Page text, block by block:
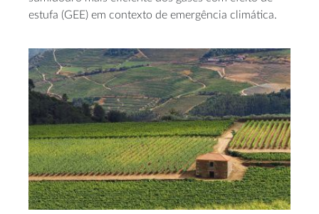
estufa (GEE) em contexto de emergência climática.